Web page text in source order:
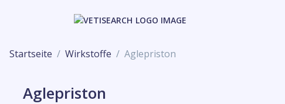
Startseite Wirkstoffe Aglepriston
Aglepriston